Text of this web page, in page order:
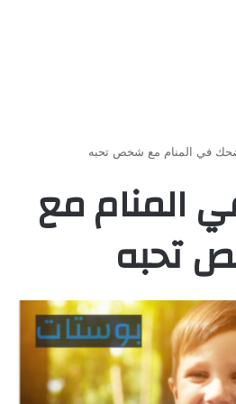
في المنام مع شخص تحبه
المنام مع
تحبه